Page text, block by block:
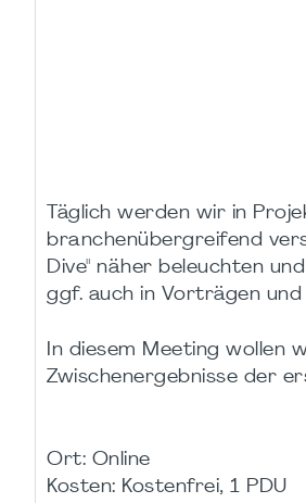
Täglich werden wir in
branchenübergreifend
Dive" näher beleuchten
ggf. auch in Vorträgen
In diesem Meeting wollen
Zwischenergebnisse der
Ort: Online
Kosten: Kostenfrei, 1 PDU